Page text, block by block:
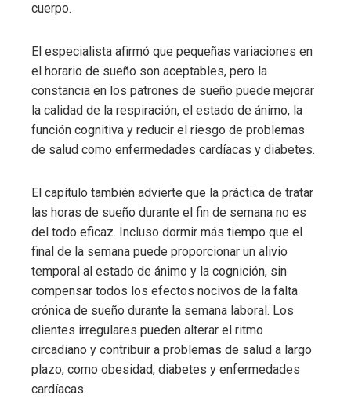
cuerpo.
El especialista afirmó que pequeñas variaciones en
el horario de sueño son aceptables, pero la
constancia en los patrones de sueño puede mejorar
la calidad de la respiración, el estado de ánimo, la
función cognitiva y reducir el riesgo de problemas
de salud como enfermedades cardíacas y diabetes.
El capítulo también advierte que la práctica de tratar
las horas de sueño durante el fin de semana no es
del todo eficaz. Incluso dormir más tiempo que el
final de la semana puede proporcionar un alivio
temporal al estado de ánimo y la cognición, sin
compensar todos los efectos nocivos de la falta
crónica de sueño durante la semana laboral. Los
clientes irregulares pueden alterar el ritmo
circadiano y contribuir a problemas de salud a largo
plazo, como obesidad, diabetes y enfermedades
cardíacas.